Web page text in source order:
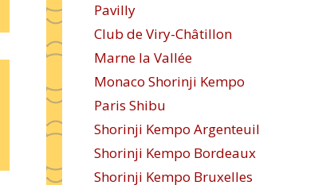
Pavilly
Club de Viry-Châtillon
Marne la Vallée
Monaco Shorinji Kempo
Paris Shibu
Shorinji Kempo Argenteuil
Shorinji Kempo Bordeaux
Shorinji Kempo Bruxelles